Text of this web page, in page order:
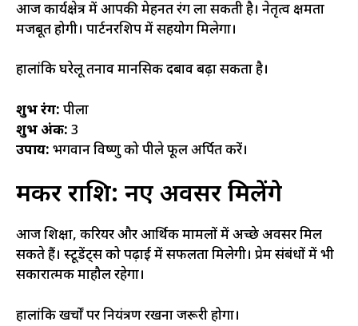
आज कार्यक्षेत्र में आपकी मेहनत रंग ला सकती है। नेतृत्व क्षमता
मजबूत होगी। पार्टनरशिप में सहयोग मिलेगा।
हालांकि घरेलू तनाव मानसिक दबाव बढ़ा सकता है।
शुभ रंग: पीला
शुभ अंक: 3
उपाय: भगवान विष्णु को पीले फूल अर्पित करें।
मकर राशि: नए अवसर मिलेंगे
आज शिक्षा, करियर और आर्थिक मामलों में अच्छे अवसर मिल
सकते हैं। स्टूडेंट्स को पढ़ाई में सफलता मिलेगी। प्रेम संबंधों में भी
सकारात्मक माहौल रहेगा।
हालांकि खर्चों पर नियंत्रण रखना जरूरी होगा।